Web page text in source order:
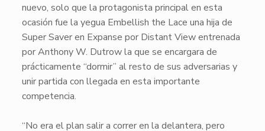
nuevo, solo que la protagonista principal en esta
ocasión fue la yegua Embellish the Lace una hija de
Super Saver en Expanse por Distant View entrenada
por Anthony W. Dutrow la que se encargara de
prácticamente “dormir” al resto de sus adversarias y
unir partida con llegada en esta importante
competencia.
“No era el plan salir a correr en la delantera, pero